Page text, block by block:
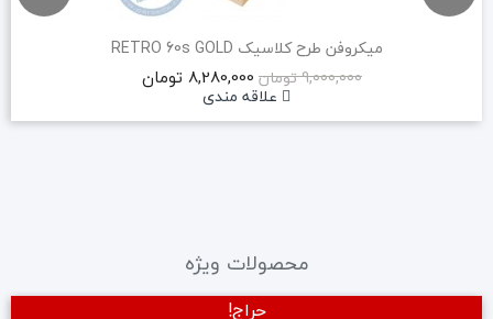
میکروفن طرح کلاسیک RETRO 60s GOLD
9,000,000 تومان
8,280,000 تومان
علاقه مندی
محصولات ویژه
حراج!